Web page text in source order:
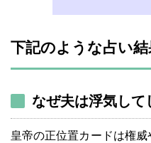
下記のような占い結
なぜ夫は浮気して
皇帝の正位置カードは権